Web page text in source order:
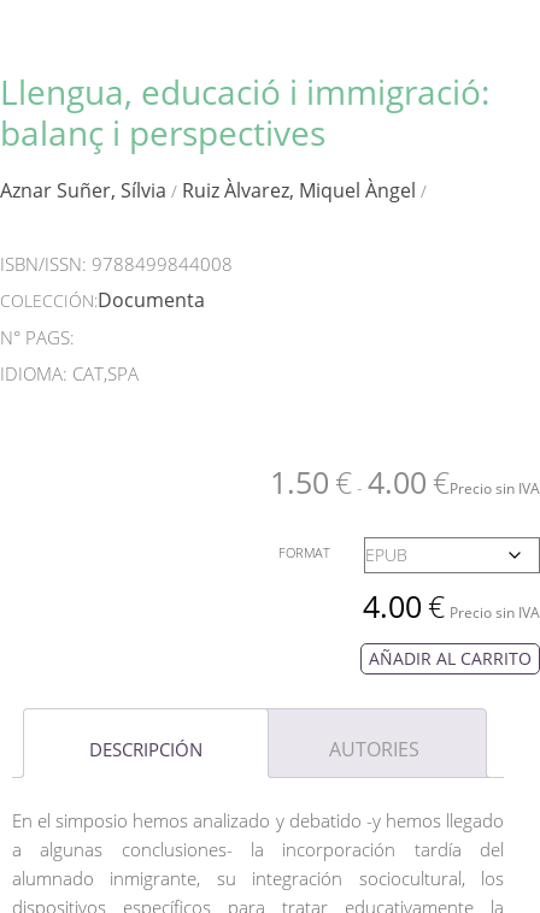
Llengua, educació i immigració:
balanç i perspectives
Aznar Suñer, Sílvia / Ruiz Àlvarez, Miquel Àngel /
ISBN/ISSN: 9788499844008
COLECCIÓN:Documenta
N° PAGS:
IDIOMA: CAT,SPA
1.50 € - 4.00 €Precio sin IVA
FORMAT
4.00€ Precio sin IVA
AÑADIR AL CARRITO
DESCRIPCIÓN AUTORIES
En el simposio hemos analizado y debatido -y hemos llegado
a algunas conclusiones- la incorporación tardía del
alumnado inmigrante, su integración sociocultural, los
dispositivos específicos para tratar educativamente la